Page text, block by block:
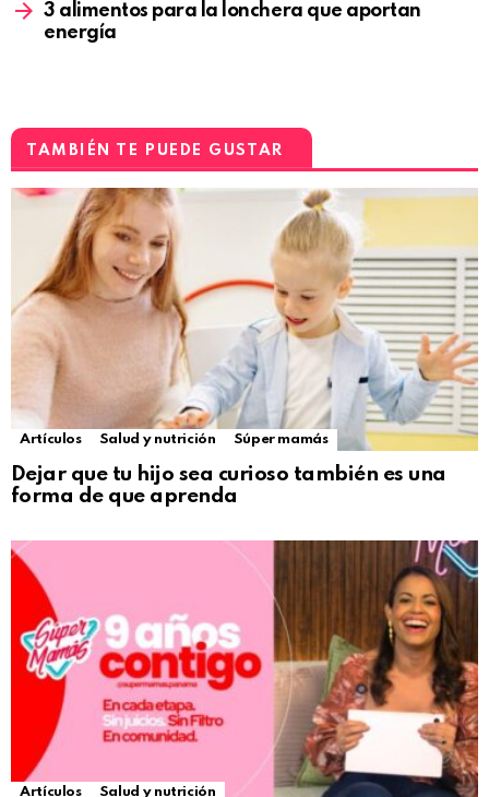
3 alimentos para la lonchera que aportan
energía
TAMBIÉN TE PUEDE GUSTAR
Artículos Salud y nutrición Súper mamás
Dejar que tu hijo sea curioso también es una
forma de que aprenda
Artículos Salud y nutrición